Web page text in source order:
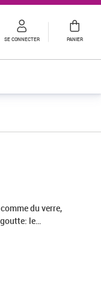
SE CONNECTER PANIER
du verre,
le
adapté au